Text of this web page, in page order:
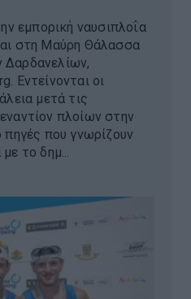
εμπορική ναυσιπλοΐα
στη Μαύρη Θάλασσα
Eντείνονται οι
μετά τις
πλοίων στην
πηγές που γνωρίζουν
το δημ...